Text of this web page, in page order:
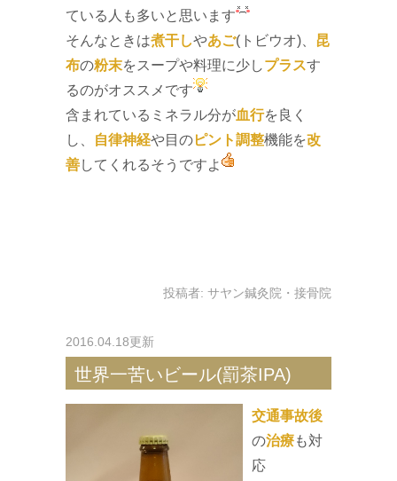
ている人も多いと思います
そんなときは煮干しやあご(トビウオ)、 昆
布の粉末をスープや料理に少しプラスす
るのがオススメです
含まれているミネラル分が血行を良く
し、
自律神経や目のピント調整機能を改
善してくれるそうですよ
投稿者: サヤン鍼灸院・接骨院
2016.04.18更新
世界一苦いビール(罰茶IPA)
交通事故後
の治療も対
応